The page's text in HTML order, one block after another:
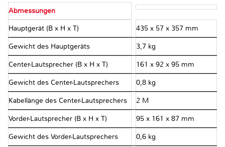
Abmessungen
Hauptgerät (B x H x T) 435 x 57 x 357 mm
Gewicht des Hauptgeräts 3,7 kg
Center-Lautsprecher (B x H x T) 161 x 92 x 95 mm
Gewicht des Center-Lautsprechers 0,8 kg
Kabellänge des Center-Lautsprechers 2 M
Vorder-Lautsprecher (B x H x T) 95 x 161 x 87 mm
Gewicht des Vorder-Lautsprechers 0,6 kg